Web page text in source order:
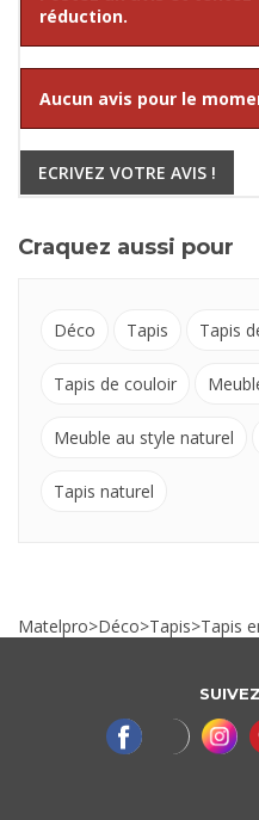
réduction.
Aucun avis pour le
ECRIVEZ VOTRE AVIS !
Craquez aussi pour
Déco Tapis Tapis
Tapis de couloir
Meuble au style naturel
Tapis naturel
Matelpro>Déco>Tapis>Tapis